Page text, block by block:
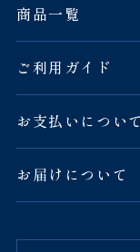
商品一覧
ご利用ガイド
お支払いについて
お届けについて